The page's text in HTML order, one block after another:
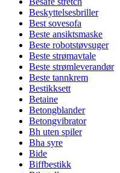
Beskyttelsesbriller
Best sovesofa
Beste ansiktsmaske
Beste robotstøvsuger
Beste strømavtale
Beste strømleverandør
Beste tannkrem
Bestikksett
Betaine
Betongblander
Betongvibrator
Bh uten spiler
Bha syre
Bide
Biffbestikk